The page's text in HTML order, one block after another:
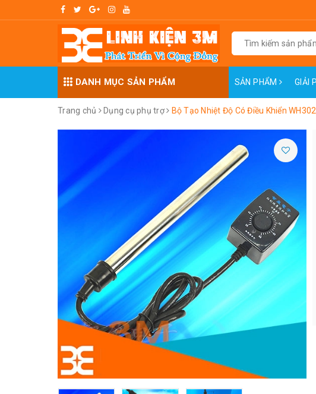
DANH MỤC SẢN PHẨM SẢN PHẨM GIẢI
Trang chủ Dụng cụ phụ trợ Bộ Tạo Nhiệt Độ Có Điều Khiển